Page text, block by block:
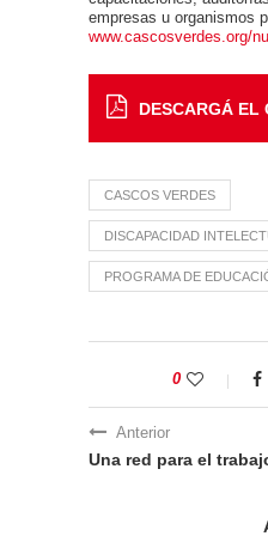
empresas u organismos
www.cascosverdes.org/
DESCARGÁ EL
CASCOS VERDES
DISCAPACIDAD
PROGRAMA DE
0
Anterior
Una red para el